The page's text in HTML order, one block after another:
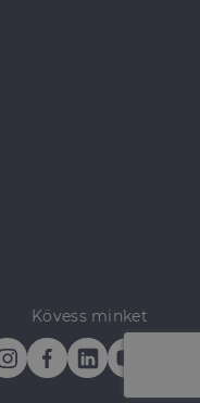
Kövess minket